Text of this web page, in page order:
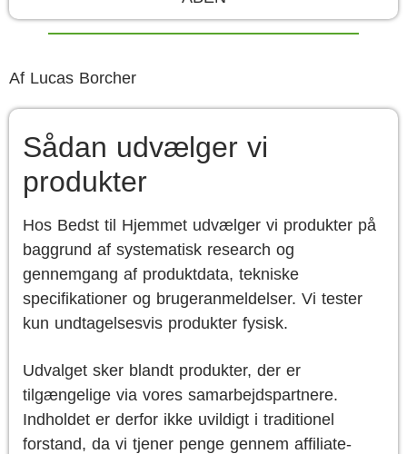
Af Lucas Borcher
Sådan udvælger vi
produkter
Hos Bedst til Hjemmet udvælger vi produkter på
baggrund af systematisk research og
gennemgang af produktdata, tekniske
specifikationer og brugeranmeldelser. Vi tester
kun undtagelsesvis produkter fysisk.
Udvalget sker blandt produkter, der er
tilgængelige via vores samarbejdspartnere.
Indholdet er derfor ikke uvildigt i traditionel
forstand, da vi tjener penge gennem affiliate-